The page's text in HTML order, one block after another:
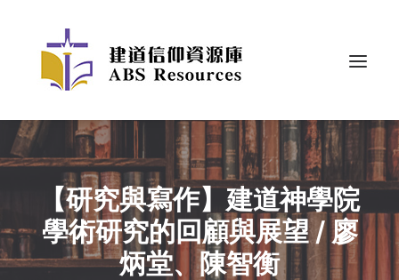
【研究與寫作】建道神學院
學術研究的回顧與展望 / 廖
炳堂、陳智衡